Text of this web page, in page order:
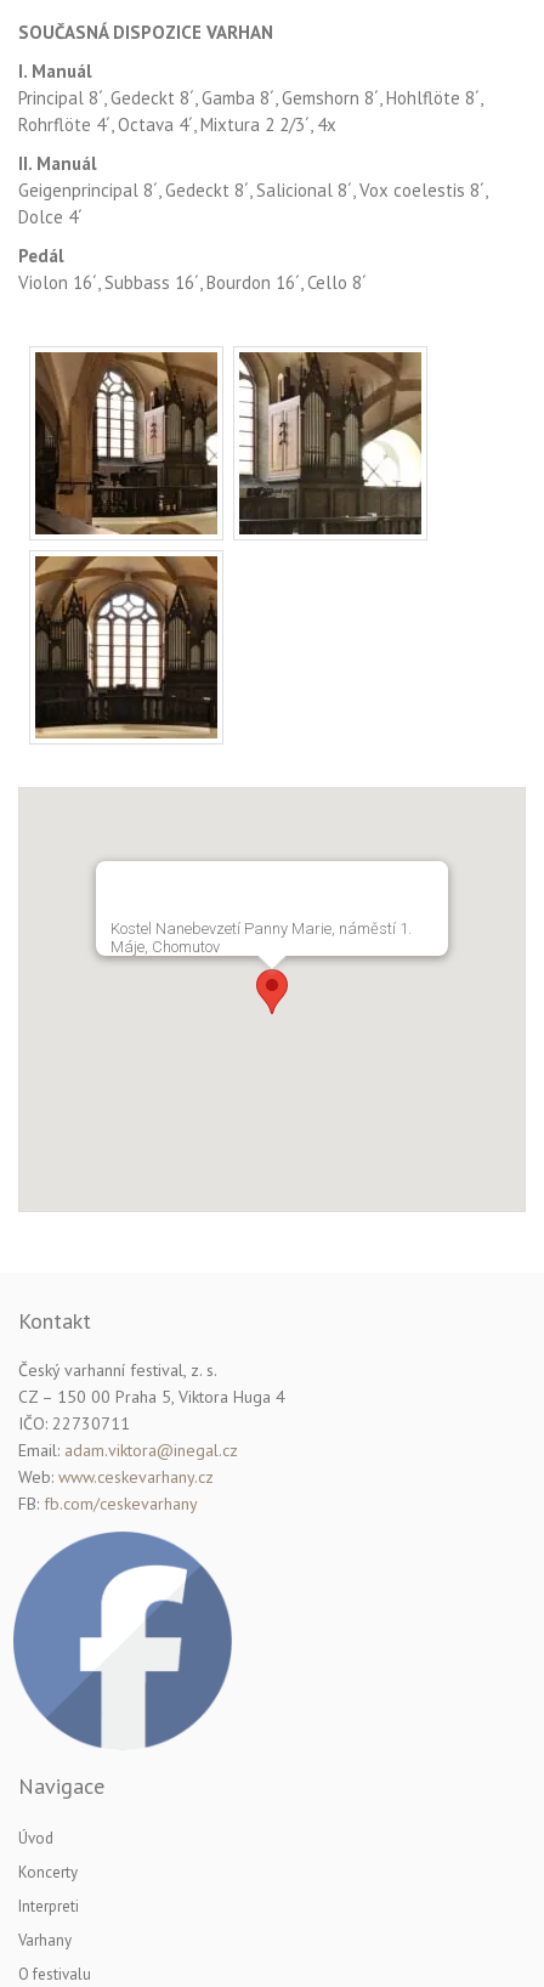
SOUČASNÁ DISPOZICE VARHAN
I. Manuál
Principal 8´, Gedeckt 8´, Gamba 8´, Gemshorn 8´, Hohlflöte 8´,
Rohrflöte 4´, Octava 4´, Mixtura 2 2/3´, 4x
II. Manuál
Geigenprincipal 8´, Gedeckt 8´, Salicional 8´, Vox coelestis 8´,
Dolce 4´
Pedál
Violon 16´, Subbass 16´, Bourdon 16´, Cello 8´
Kostel Nanebevzetí Panny Marie, náměstí 1.
Máje, Chomutov
Kontakt
Český varhanní festival, z. s.
CZ – 150 00 Praha 5, Viktora Huga 4
IČO: 22730711
Email: adam.viktora@inegal.cz
Web: www.ceskevarhany.cz
FB: fb.com/ceskevarhany
Navigace
Úvod
Koncerty
Interpreti
Varhany
O festivalu